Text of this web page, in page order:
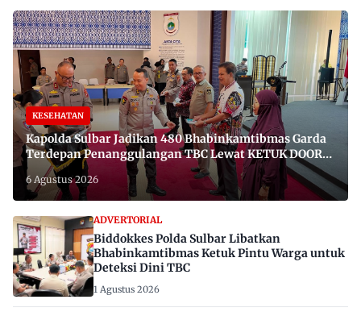
KESEHATAN
Kapolda Sulbar Jadikan 480 Bhabinkamtibmas Garda
Terdepan Penanggulangan TBC Lewat KETUK DOORS
di 650 Desa
6 Agustus 2026
ADVERTORIAL
Biddokkes Polda Sulbar Libatkan
Bhabinkamtibmas Ketuk Pintu Warga untuk
Deteksi Dini TBC
1 Agustus 2026